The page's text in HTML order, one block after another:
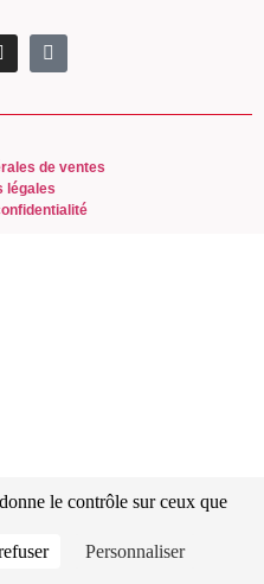
de ventes
légales
le contrôle sur ceux que
Personnaliser